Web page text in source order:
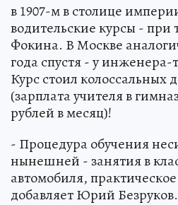
в 1907-м в столице
водительские курсы - при
Фокина. В Москве
года спустя - у
Курс стоил колоссальных
(зарплата учителя в
рублей в месяц)!
- Процедура обучения
нынешней - занятия в
автомобиля,
добавляет Юрий Безруков.